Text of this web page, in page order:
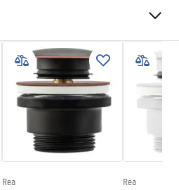
Fehér/Arany
Fényes, Szálcsiszolt
360mm
360mm
115mm
mm
_5.pdf
Rea Rea